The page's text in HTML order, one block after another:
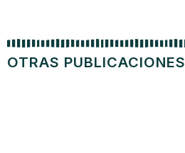
OTRAS PUBLICACIONES